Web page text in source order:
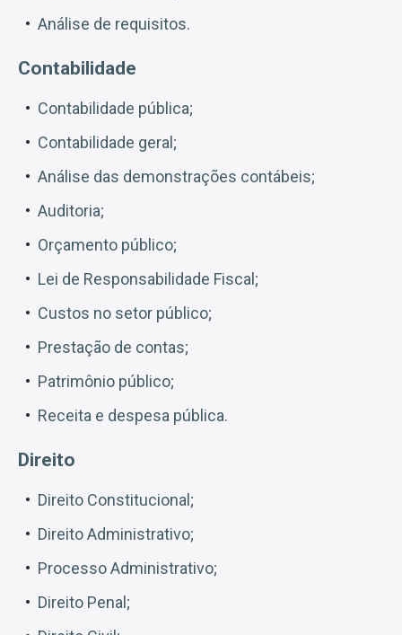
Análise de requisitos.
Contabilidade
Contabilidade pública;
Contabilidade geral;
Análise das demonstrações contábeis;
Auditoria;
Orçamento público;
Lei de Responsabilidade Fiscal;
Custos no setor público;
Prestação de contas;
Patrimônio público;
Receita e despesa pública.
Direito
Direito Constitucional;
Direito Administrativo;
Processo Administrativo;
Direito Penal;